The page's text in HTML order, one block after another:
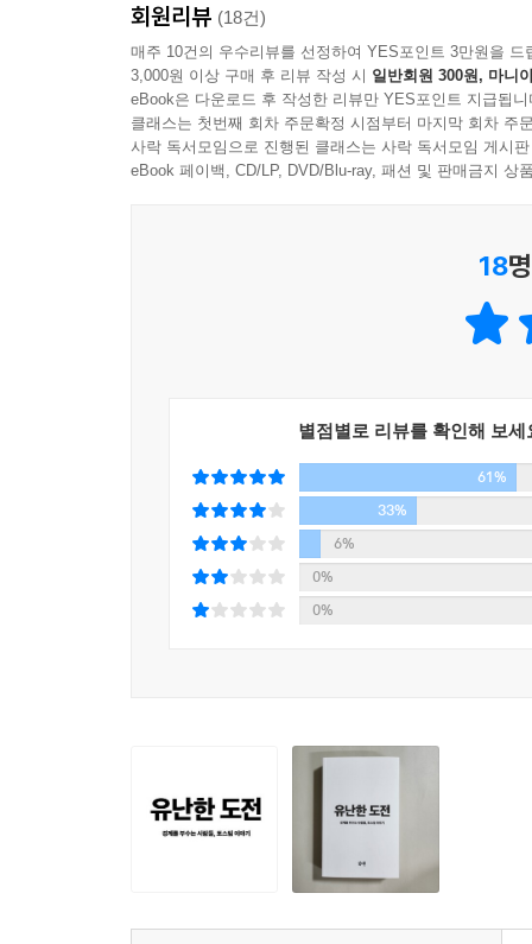
멜론 등 유통업체에 돌아간다는 것은 이미 오래된
해 고객과의 접점을 늘려가고 있었다. 이승건은
있는 건 누구지?’ 없었다. 은행, 보험사, 카드사
히 많았다. 은행들이 내놓는 예·적금 및 대출 상품
도 시장을 독식하지 못했다.
---「2장 ‘정성스럽게 그러나 포악스럽게’」중에서
놨다. 그러고 2년 뒤, 국내 경제지에서도 ‘신용 인
6년 말 48%에서 2019년 말 53.5%로 높아지는 추
이 내놓은 무료 신용관리 서비스가 대중화한 것이
이승건은 최준호를 위기의 순간마다 나타나는 ‘
로도 많은 이들이 이승건에게 조언했다. 팀원이
젠가 올 거라고. 50명만 넘어도 안 될 거다, 100
노력 자체가 가치 있음을 알아주는 사람이었다.
후로도 몇 번 더 이승건에게 DM을 보냈다. “할 말
---「3장 ‘세상에서 가장 빨리 크는 스타트업’」중에
---「4장 ‘로드바이크가 불편한 이유’」중에서
“우리는 여기까지 처음 와보았습니다. 내년에는
난한 도전을 극복해야 할 것입니다. 그것은 우리
을 주고,아무도 꿈꾸지 못했던 수준의 제품을 개
의 신의를 끝까지 지켜내며, 자율과 책임의 문화
시중은행과 제휴 맺기까지 꼬박 3년이 걸렸
인터넷은행에 멋모르고 뛰어든 탓에 고난은 계
그래서인지 토스팀 사람들은 유난했다. ‘토스
퇴근해도 아침이면 1분 1초라도 빨리 사무실에 달
제품을 출시한 날에도 ‘그동안 고생했다’고 격려
아픔도 잊게 한다고 했다. 끝의 끝까지 파내려가
묘사했다. 데카콘(기업가치 100억 달러 이상인
그 이야기들 하나하나에는 지금의 토스팀을 만든
맞서기 위해 몇 배 빠른 속도로 움직이며, 유연한
과감한 결단은 쉽게 이루어진 것이 아니었다. 맨
fastest growing startup)”이라 불릴 만큼 성장할 수
‘좋은 동료가 최고의 복지’라는 말이 있다. 자
있다면 이 책에서 영감을 얻어보는 것은 어떨
회원리뷰 (18건)
매주 10건의 우수리뷰를 선정하여 YES포인트 3만원을 드
3,000원 이상 구매 후 리뷰 작성 시 일반회원 300원, 마니
eBook은 다운로드 후 작성한 리뷰만 YES포인트 지급됩니
클래스는 첫번째 회차 주문확정 시점부터 마지막 회차 주
사락 독서모임으로 진행된 클래스는 사락 독서모임 게시
eBook 페이백, CD/LP, DVD/Blu-ray, 패션 및 판매금지 상
18
별점별로 리뷰를 확인해 보세
61%
33%
6%
0%
0%